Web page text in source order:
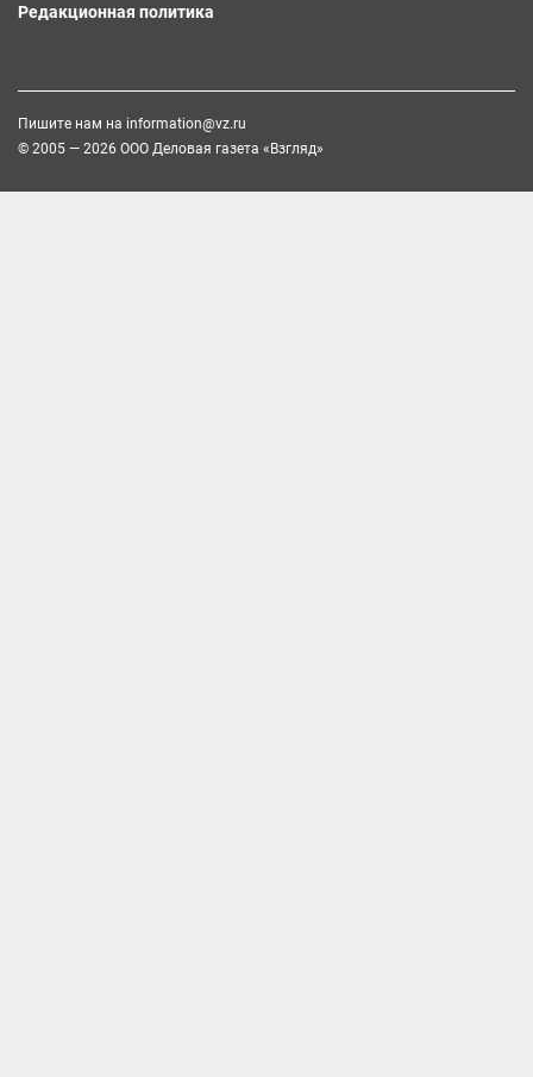
Редакционная политика
Пишите нам на information@vz.ru
© 2005 — 2026 ООО Деловая газета «Взгляд»